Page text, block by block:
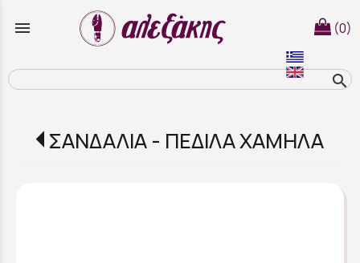
menu (0)
search
ΣΑΝΔΑΛΙΑ - ΠΕΔΙΛΑ ΧΑΜΗΛΑ